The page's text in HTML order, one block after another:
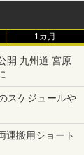
1カ月
開 九州道 宮原
スケジュールや
運搬用ショート